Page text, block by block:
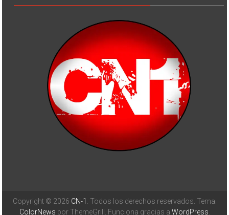
Copyright © 2026 CN-1 . Todos los derechos reservados. Tema:
ColorNews por ThemeGrill. Funciona gracias a WordPress.